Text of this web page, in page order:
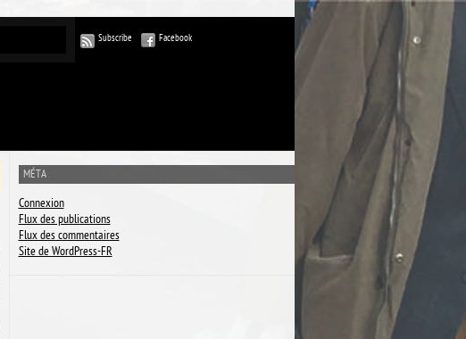
Subscribe Facebook
MÉTA
Connexion
Flux des publications
Flux des commentaires
Site de WordPress-FR